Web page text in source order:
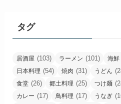
タグ
居酒屋 (103) ラーメン (101) 海鮮
日本料理 (54) 焼肉 (31) うどん
食堂 (26) 郷土料理 (25) つけ麺
カレー (17) 鳥料理 (17) うなぎ